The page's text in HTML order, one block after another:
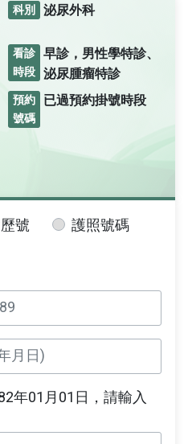
科別 泌尿外科
看診
時段
早診，男性學特診、
泌尿腫瘤特診
預約
號碼
已過預約掛號時段
號
護照號碼
年01月01日，請輸入